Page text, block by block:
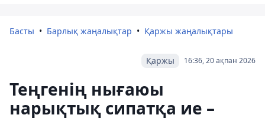
Басты Барлық жаңалықтар Қаржы жаңалықтары
16:36, 20 ақпан 2026
Қаржы
Теңгенің нығаюы
нарықтық сипатқа ие –